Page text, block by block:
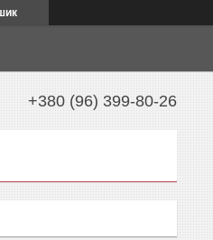
+380 (96) 399-80-26